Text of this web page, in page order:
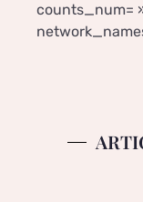
counts_num=